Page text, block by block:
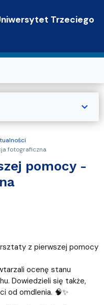
Trzeciego
fotograficzna
pomocy -
z pierwszej pomocy
ocenę stanu
Dowiedzieli się także,
od omdlenia. 🧠✨
expand_more